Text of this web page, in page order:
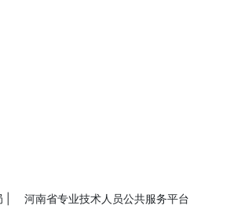
河南省专业技术人员公共服务平台